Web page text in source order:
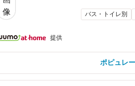
バス・トイレ別
提供
ポピュレ